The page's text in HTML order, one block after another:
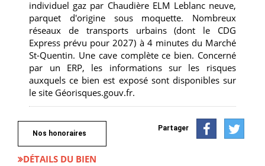
individuel gaz par Chaudière ELM Leblanc neuve,
parquet d'origine sous moquette. Nombreux
réseaux de transports urbains (dont le CDG
Express prévu pour 2027) à 4 minutes du Marché
St-Quentin. Une cave complète ce bien. Concerné
par un ERP, les informations sur les risques
auxquels ce bien est exposé sont disponibles sur
le site Géorisques.gouv.fr.
Nos honoraires
Partager
DÉTAILS DU BIEN